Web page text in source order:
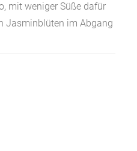
mit weniger Süße dafür
Jasminblüten im Abgang